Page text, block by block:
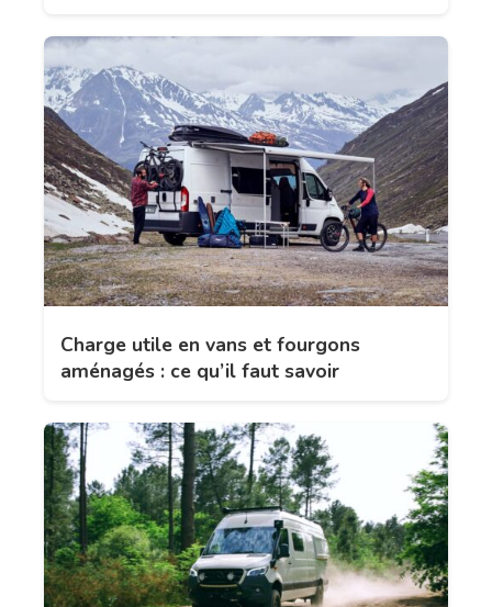
Charge utile en vans et fourgons
aménagés : ce qu’il faut savoir